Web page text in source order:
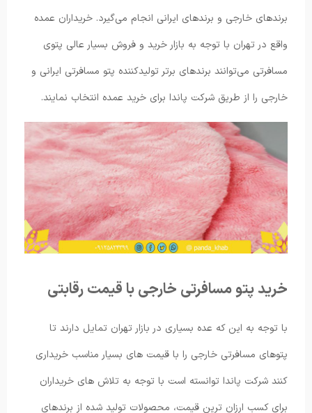
برندهای خارجی و برندهای ایرانی انجام می‌گیرد. خریداران عمده
واقع در تهران با توجه به بازار خرید و فروش بسیار عالی پتوی
مسافرتی می‌توانند برندهای برتر تولیدکننده پتو مسافرتی ایرانی و
خارجی را از طریق شرکت پاندا برای خرید عمده انتخاب نمایند.
خرید پتو مسافرتی خارجی با قیمت رقابتی
با توجه به این که عده بسیاری در بازار تهران تمایل دارند تا
پتوهای مسافرتی خارجی را با قیمت های بسیار مناسب خریداری
کنند شرکت پاندا توانسته است با توجه به تلاش های خریداران
برای کسب ارزان ترین قیمت، محصولات تولید شده از برندهای